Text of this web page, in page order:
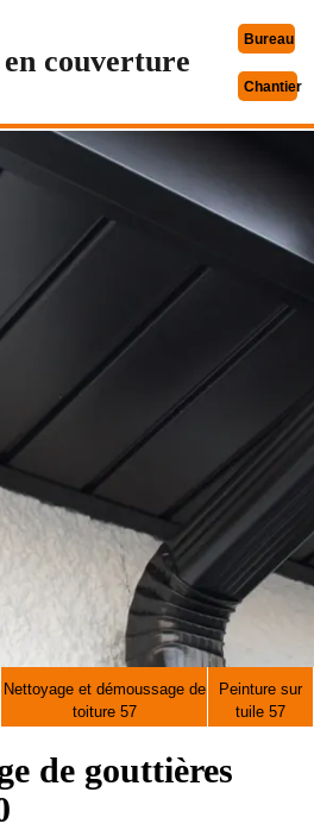
couverture
Bureau
Chantier
Nettoyage et démoussage de
toiture 57
Peinture sur
tuile 57
de gouttières